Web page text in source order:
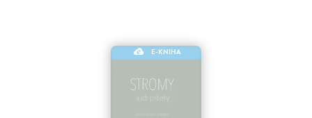
E-KNIHA